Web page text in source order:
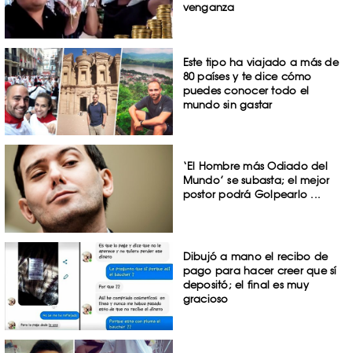
venganza
Este tipo ha viajado a más de
80 países y te dice cómo
puedes conocer todo el
mundo sin gastar
‘El Hombre más Odiado del
Mundo’ se subasta; el mejor
postor podrá Golpearlo ...
Dibujó a mano el recibo de
pago para hacer creer que sí
depositó; el final es muy
gracioso